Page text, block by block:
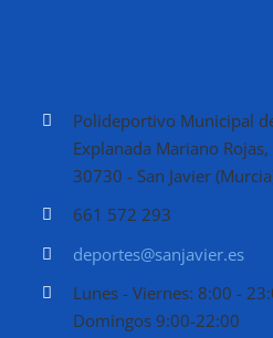
Polideportivo Municipal
Explanada Mariano Rojas,
30730 - San Javier
661 572 293
deportes@sanjavier.es
Lunes - Viernes: 8:00 -
Domingos 9:00-22:00